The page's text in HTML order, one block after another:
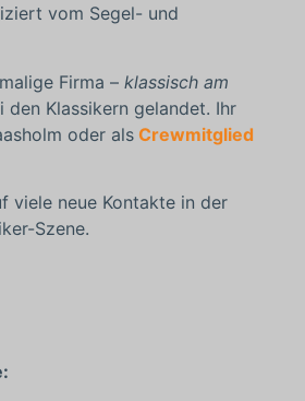
vom Segel- und
Firma – klassisch am
den Klassikern gelandet. Ihr
oder als Crewmitglied
viele neue Kontakte in der
Szene.